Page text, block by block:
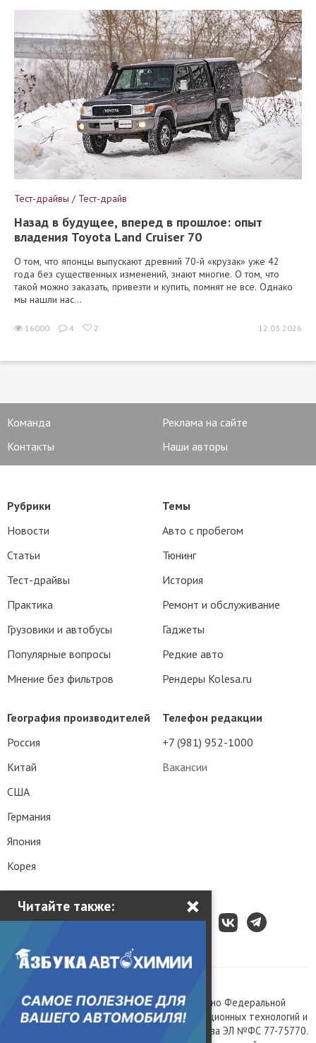
Читайте также: ×
Тест-драйвы / Тест-драйв
Назад в будущее, вперед в прошлое: опыт
владения Toyota Land Cruiser 70
О том, что японцы выпускают древний 70-й «крузак» уже 42
года без существенных изменений, знают многие. О том, что
такой можно заказать, привезти и купить, помнят не все. Однако
мы нашли нас...
16000 4 2 12.03.2026
Команда
Реклама на сайте
Контакты
Наши авторы
Телефон редакции
+7 (981) 952-1000
Вакансии
Рубрики
Новости
Статьи
Тест-драйвы
Практика
Грузовики и автобусы
Популярные вопросы
Мнение без фильтров
Темы
Авто с пробегом
Тюнинг
История
Ремонт и обслуживание
Гаджеты
Редкие авто
Рендеры Kolesa.ru
География производителей
Россия
Китай
США
Германия
Япония
Корея
Сетевое издание «Kolesa.ru», зарегистрировано Федеральной
службой по надзору в сфере связи, информационных технологий и
массовых коммуникаций, номер свидетельства ЭЛ №ФС 77-75770.